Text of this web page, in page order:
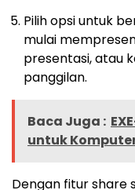
Pilih opsi untuk
mulai
presentasi, atau
panggilan.
Baca Juga :
untuk
Dengan fitur share